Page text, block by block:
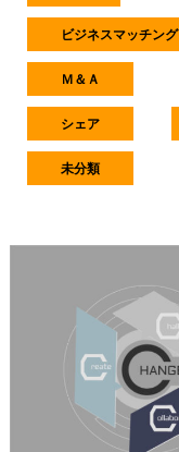
ビジネスマッチング
Ｍ＆Ａ
シェア
未分類